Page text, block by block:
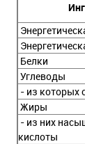
Белки
Углеводы
- из которых
Жиры
- из них
кислоты